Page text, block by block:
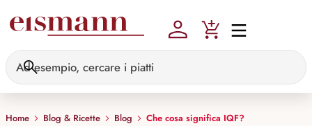
Home Blog & Ricette Blog Che cosa significa IQF?